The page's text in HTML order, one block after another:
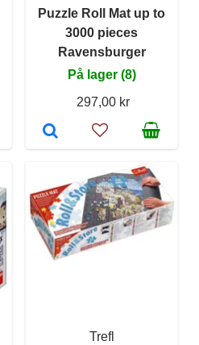
Puzzle Roll Mat up to
3000 pieces
Ravensburger
På lager (8)
297,00 kr
Trefl